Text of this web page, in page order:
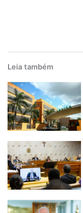
Leia também